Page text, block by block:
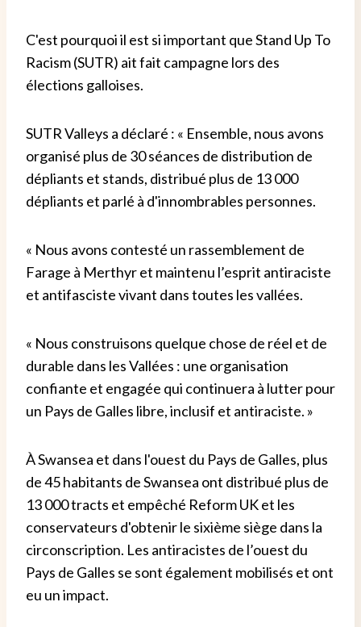
C'est pourquoi il est si important que Stand Up To
Racism (SUTR) ait fait campagne lors des
élections galloises.
SUTR Valleys a déclaré : « Ensemble, nous avons
organisé plus de 30 séances de distribution de
dépliants et stands, distribué plus de 13 000
dépliants et parlé à d'innombrables personnes.
« Nous avons contesté un rassemblement de
Farage à Merthyr et maintenu l’esprit antiraciste
et antifasciste vivant dans toutes les vallées.
« Nous construisons quelque chose de réel et de
durable dans les Vallées : une organisation
confiante et engagée qui continuera à lutter pour
un Pays de Galles libre, inclusif et antiraciste. »
À Swansea et dans l'ouest du Pays de Galles, plus
de 45 habitants de Swansea ont distribué plus de
13 000 tracts et empêché Reform UK et les
conservateurs d'obtenir le sixième siège dans la
circonscription. Les antiracistes de l’ouest du
Pays de Galles se sont également mobilisés et ont
eu un impact.